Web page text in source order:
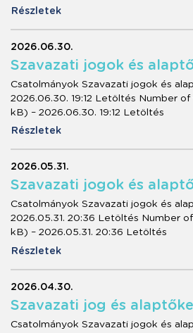
Részletek
2026.06.30.
Szavazati jogok és
Csatolmányok Szavazati jogok és
2026.06.30. 19:12 Letöltés Number
kB) – 2026.06.30. 19:12 Letöltés
Részletek
2026.05.31.
Szavazati jogok és
Csatolmányok Szavazati jogok és
2026.05.31. 20:36 Letöltés Number
kB) – 2026.05.31. 20:36 Letöltés
Részletek
2026.04.30.
Szavazati jog és
Csatolmányok Szavazati jogok és